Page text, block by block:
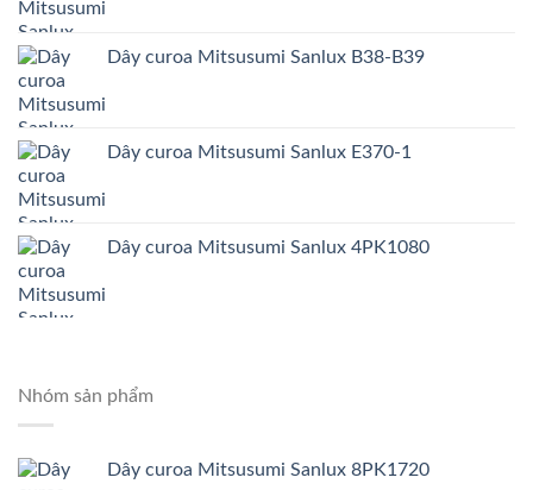
Dây curoa Mitsusumi Sanlux B38-B39
Dây curoa Mitsusumi Sanlux E370-1
Dây curoa Mitsusumi Sanlux 4PK1080
Nhóm sản phẩm
Dây curoa Mitsusumi Sanlux 8PK1720